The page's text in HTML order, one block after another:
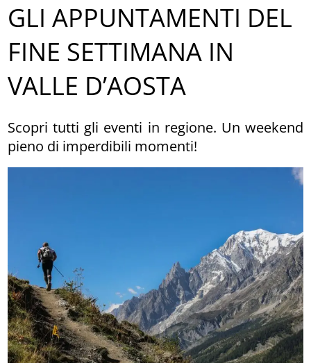
GLI APPUNTAMENTI DEL
FINE SETTIMANA IN
VALLE D’AOSTA
Scopri tutti gli eventi in regione. Un weekend
pieno di imperdibili momenti!